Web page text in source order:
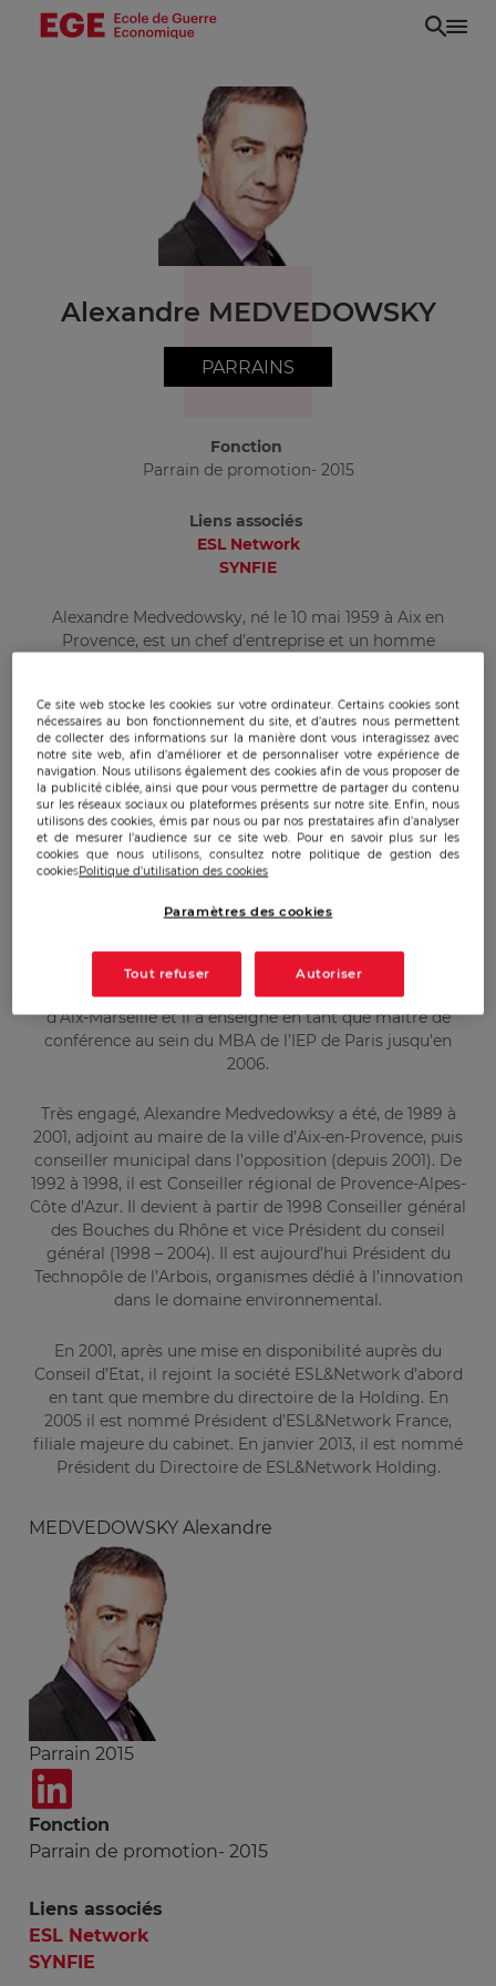
Aller
Alexandre MEDVEDOWSKY
PARRAINS
Fonction
Parrain de promotion- 2015
Liens associés
ESL Network
SYNFIE
Alexandre Medvedowsky, né le 10 mai 1959 à Aix en
Provence, est un chef d’entreprise et un homme
universitaire qui le conduira à intégrer l’IEP de Paris en
1978. Diplômé d’un DEA de macro-économie de
l’université Paris I-Panthéon Sorbonne en 1983,
Alexandre Medvedowsky intègre un an plus tard l’Ecole
Nationale d’Administration (ENA) au sein de la
promotion Denis Diderot (1984 – 1986).
Dès sa sortie de l’ENA, Alexandre Medvedowky intègre le
maître des requêtes et devient Conseiller d’Etat en 2001.
Il siège parallèlement au cabinet de Laurent Fabius,
alors Président de l’Assemblée Nationale de 1990 à 1992.
De 1998 à 2001 il a été professeur associé à l’Université
d’Aix-Marseille et il a enseigné en tant que maitre de
conférence au sein du MBA de l’IEP de Paris jusqu’en
2006.
Très engagé, Alexandre Medvedowksy a été, de 1989 à
2001, adjoint au maire de la ville d’Aix-en-Provence, puis
conseiller municipal dans l’opposition (depuis 2001). De
1992 à 1998, il est Conseiller régional de Provence-Alpes-
Côte d’Azur. Il devient à partir de 1998 Conseiller général
des Bouches du Rhône et vice Président du conseil
général (1998 – 2004). Il est aujourd’hui Président du
Technopôle de l’Arbois, organismes dédié à l’innovation
dans le domaine environnemental.
En 2001, après une mise en disponibilité auprès du
Conseil d’Etat, il rejoint la société ESL&Network d’abord
en tant que membre du directoire de la Holding. En
2005 il est nommé Président d’ESL&Network France,
filiale majeure du cabinet. En janvier 2013, il est nommé
Président du Directoire de ESL&Network Holding.
MEDVEDOWSKY Alexandre
Image
Parrain 2015
Fonction
Parrain de promotion- 2015
Liens associés
ESL Network
SYNFIE
Ce site web stocke les cookies sur votre ordinateur. Certains cookies sont
nécessaires au bon fonctionnement du site, et d’autres nous permettent
de collecter des informations sur la manière dont vous interagissez avec
notre site web, afin d’améliorer et de personnaliser votre expérience de
navigation. Nous utilisons également des cookies afin de vous proposer de
la publicité ciblée, ainsi que pour vous permettre de partager du contenu
sur les réseaux sociaux ou plateformes présents sur notre site. Enfin, nous
utilisons des cookies, émis par nous ou par nos prestataires afin d’analyser
et de mesurer l’audience sur ce site web. Pour en savoir plus sur les
cookies que nous utilisons, consultez notre politique de gestion des
cookiesPolitique d'utilisation des cookies
Paramètres des cookies
Tout refuser Autoriser